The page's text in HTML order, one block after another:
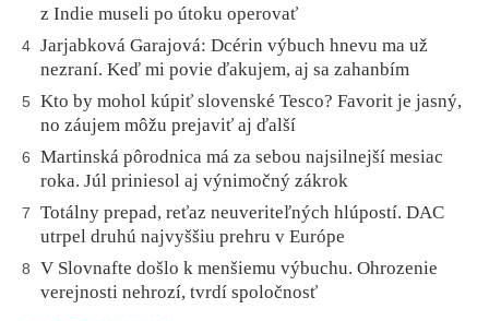
z Indie museli po útoku operovať
4 Jarjabková Garajová: Dcérin výbuch hnevu ma už
nezraní. Keď mi povie ďakujem, aj sa zahanbím
5
Kto by mohol kúpiť slovenské Tesco? Favorit je jasný,
no záujem môžu prejaviť aj ďalší
6
Martinská pôrodnica má za sebou najsilnejší mesiac
roka. Júl priniesol aj výnimočný zákrok
7
Totálny prepad, reťaz neuveriteľných hlúpostí. DAC
utrpel druhú najvyššiu prehru v Európe
8
V Slovnafte došlo k menšiemu výbuchu. Ohrozenie
verejnosti nehrozí, tvrdí spoločnosť